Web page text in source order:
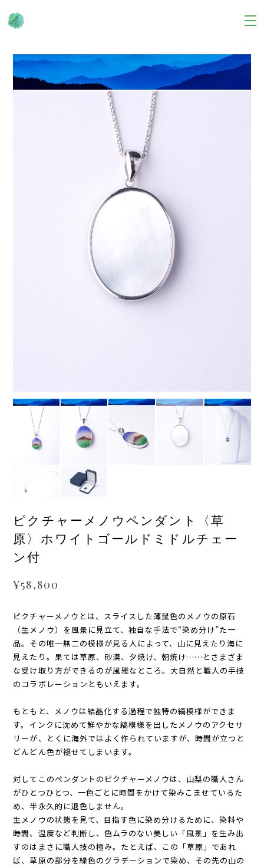
ピクチャーメノウペンダント〈草
原〉ホワイトゴールドミドルチェー
ン付
¥58,800
ピクチャーメノウとは、スライスした薄鼠色のメノウの原石
（生メノウ）を風景に見立て、独自な手法で“染め分け”た一
品。その唯一無二の模様が見る人によって、山に見えたり海に
見えたり。果ては草原、砂漠、夕焼け、朝焼け……とさまざま
な受け取り方ができるのが風雅なところ。大自然と職人の手技
のコラボレーションともいえます。
もともと、メノウは結晶化する過程で独特の縞模様ができま
す。インクに沈めて鮮やかな縞模様を出したメノウのアクセサ
リーが、とくに海外ではよく作られていますが、時間が立つと
どんどん色が褪せてしまいます。
対してこのペンダントのピクチャーメノウは、山梨の職人さん
がひとつひとつ、一色ごとに時間をかけて染みこませているた
め、半永久的に退色しません。
生メノウの状態を見て、目指す色に染め分けるために、染料や
時間、温度など判断し、色ムラのない美しい「風景」を生み出
すのはまさに職人技の極み。たとえば、この「草原」であれ
ば、草原の部分を緑色のグラデーションで染め、その先の山の